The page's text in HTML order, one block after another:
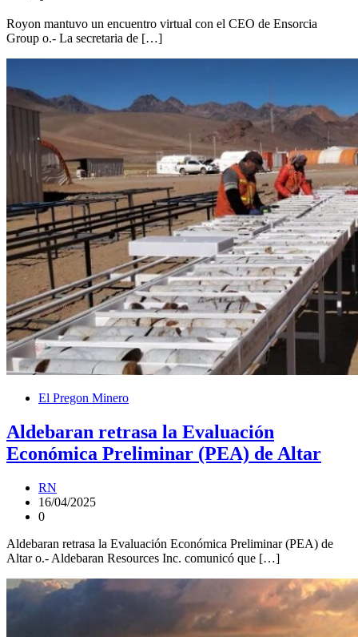
Royon mantuvo un encuentro virtual con el CEO de Ensorcia
Group o.- La secretaria de […]
El Pregon Minero
Aldebaran retrasa la Evaluación
Económica Preliminar (PEA) de Altar
RN
16/04/2025
0
Aldebaran retrasa la Evaluación Económica Preliminar (PEA) de
Altar o.- Aldebaran Resources Inc. comunicó que […]